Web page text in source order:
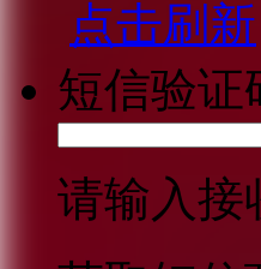
点击刷新
短信验证
请输入接